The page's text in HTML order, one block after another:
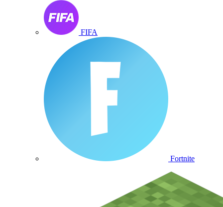
FIFA
Fortnite